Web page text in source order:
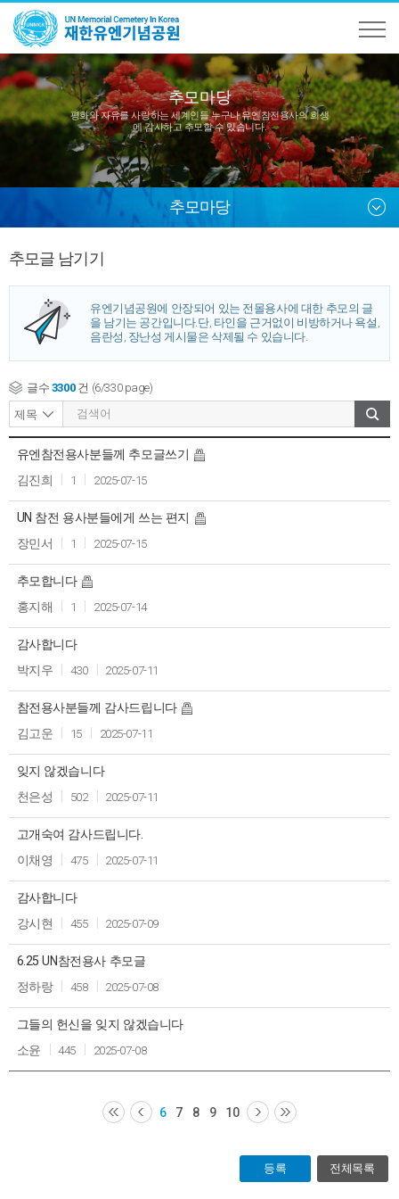
추모마당
평화와 자유를 사랑하는 세계인들 누구나유엔참전용사의 희생
에 감사하고 추모할 수 있습니다.
추모마당
추모글 남기기
유엔기념공원에 안장되어 있는 전몰용사에 대한 추모의 글
을 남기는 공간입니다.단, 타인을 근거없이 비방하거나 욕설,
음란성, 장난성 게시물은 삭제될 수 있습니다.
글수 3300 건 (6/330 page)
목
작
성
자
회
작
성
유엔참전용사분들께 추모글쓰기
김진희
1 2025-07-15
UN 참전 용사분들에게 쓰는 편지
장민서
1 2025-07-15
추모합니다
홍지해
1 2025-07-14
감사합니다
박지우
430 2025-07-11
참전용사분들께 감사드립니다
김고운
15 2025-07-11
잊지 않겠습니다
천은성
502 2025-07-11
고개숙여 감사드립니다.
이채영
475 2025-07-11
감사합니다
강시현
455 2025-07-09
6.25 UN참전용사 추모글
정하랑
458 2025-07-08
그들의 헌신을 잊지 않겠습니다
소윤
445 2025-07-08
6 7 8 9 10
등록 전체목록